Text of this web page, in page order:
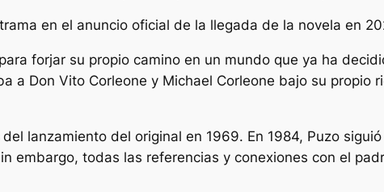
en el anuncio oficial de la llegada de la novela en
forjar su propio camino en un mundo que ya ha
a Don Vito Corleone y Michael Corleone bajo su propio
lanzamiento del original en 1969. En 1984, Puzo siguió
embargo, todas las referencias y conexiones con el